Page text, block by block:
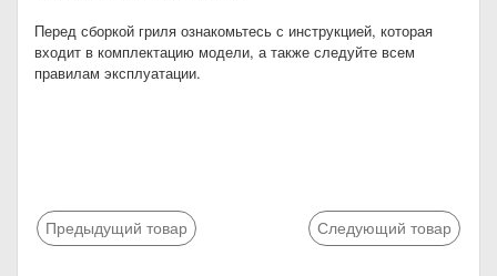
Перед сборкой гриля ознакомьтесь с инструкцией, которая
входит в комплектацию модели, а также следуйте всем
правилам эксплуатации.
Предыдущий товар Следующий товар